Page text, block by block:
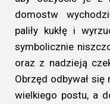
domostw
paliły kukłę i
symbolicznie
oraz z nadzieją
Obrzęd odbywał
wielkiego postu, a